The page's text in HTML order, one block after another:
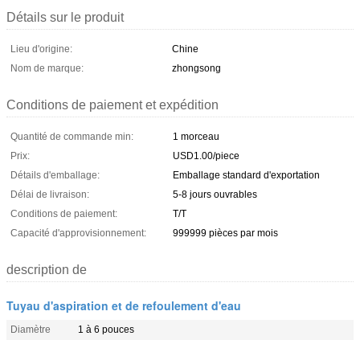
Détails sur le produit
Lieu d'origine:
Chine
Nom de marque:
zhongsong
Conditions de paiement et expédition
Quantité de commande min:
1 morceau
Prix:
USD1.00/piece
Détails d'emballage:
Emballage standard d'exportation
Délai de livraison:
5-8 jours ouvrables
Conditions de paiement:
T/T
Capacité d'approvisionnement:
999999 pièces par mois
description de
Tuyau d'aspiration et de refoulement d'eau
Diamètre
1 à 6 pouces